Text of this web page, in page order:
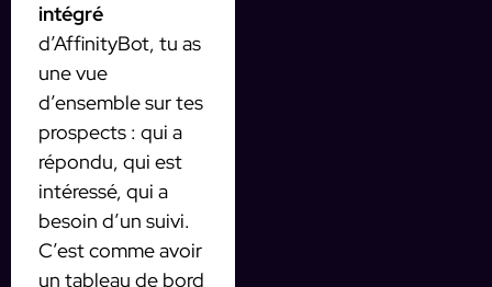
intégré
d’AffinityBot, tu as
une vue
d’ensemble sur tes
prospects : qui a
répondu, qui est
intéressé, qui a
besoin d’un suivi.
C’est comme avoir
un tableau de bord